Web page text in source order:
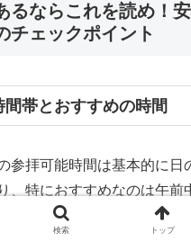
るならこれを読め！
チェックポイント
間帯とおすすめの時間
参拝可能時間は基本的に日
、特におすすめなのは午前
んでいて、人も比較的少な
検索 トップ